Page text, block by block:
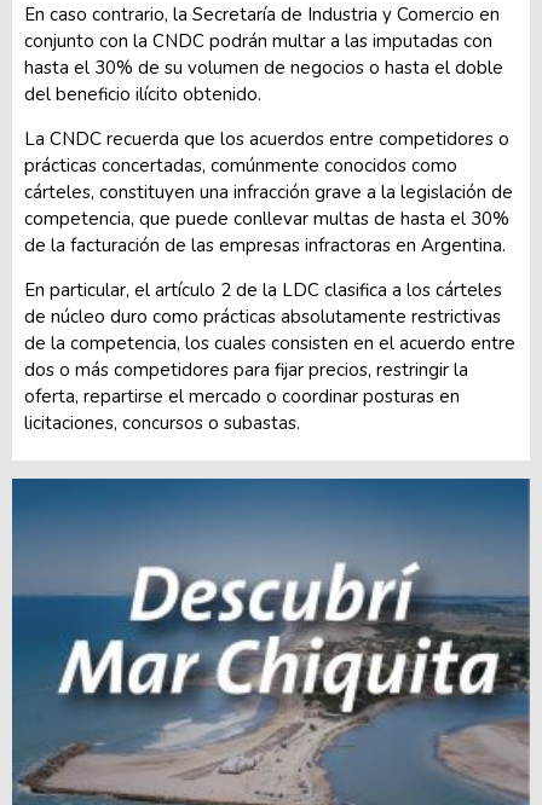
En caso contrario, la Secretaría de Industria y Comercio en
conjunto con la CNDC podrán multar a las imputadas con
hasta el 30% de su volumen de negocios o hasta el doble
del beneficio ilícito obtenido.
La CNDC recuerda que los acuerdos entre competidores o
prácticas concertadas, comúnmente conocidos como
cárteles, constituyen una infracción grave a la legislación de
competencia, que puede conllevar multas de hasta el 30%
de la facturación de las empresas infractoras en Argentina.
En particular, el artículo 2 de la LDC clasifica a los cárteles
de núcleo duro como prácticas absolutamente restrictivas
de la competencia, los cuales consisten en el acuerdo entre
dos o más competidores para fijar precios, restringir la
oferta, repartirse el mercado o coordinar posturas en
licitaciones, concursos o subastas.